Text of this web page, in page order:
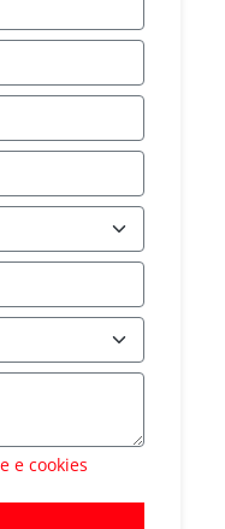
e cookies